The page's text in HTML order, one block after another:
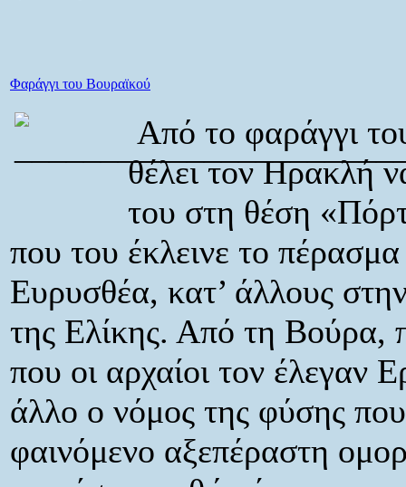
Φαράγγι του Βουραϊκού
Από το φαράγγι
θέλει τον Ηρακλή
του στη θέση
που του έκλεινε το
Ευρυσθέα, κατ’ άλλους
της Ελίκης. Από τη Βούρα,
που οι αρχαίοι τον έλεγαν
άλλο ο νόμος της φύσης
φαινόμενο αξεπέραστη